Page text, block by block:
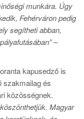
munkára. Úgy
Fehérváron pedig
segítheti abban,
–
kapusedző is
szakmailag és
közösségnek.
Magyar